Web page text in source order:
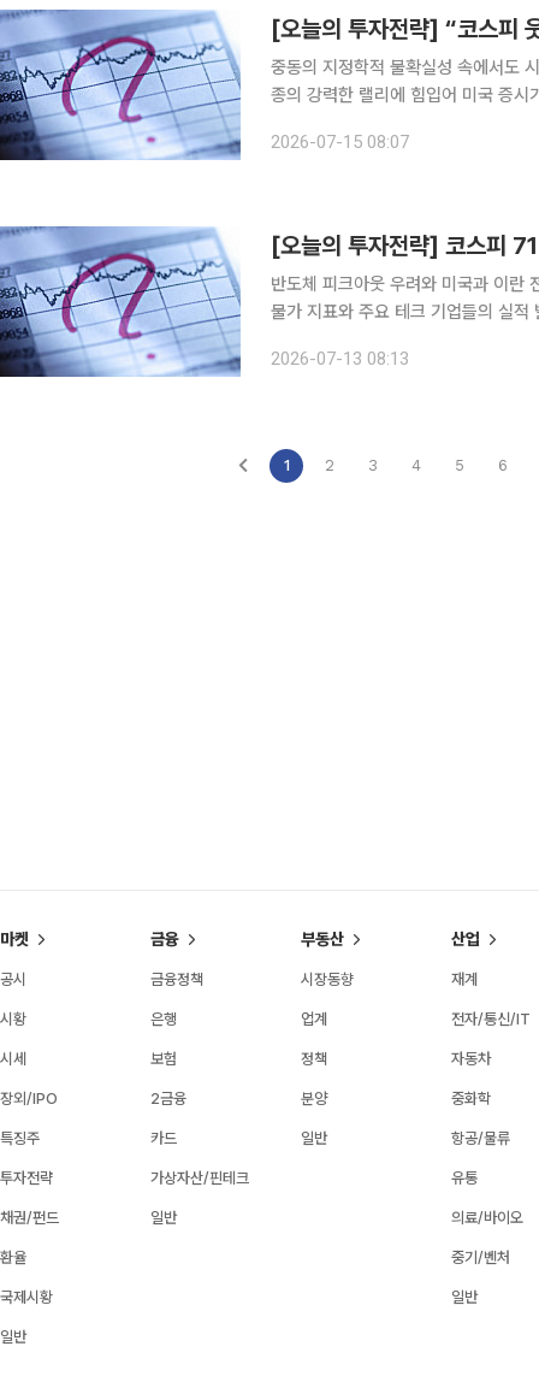
중동의 지정학적 불확실성 속에서도
종의 강력한 랠리에 힘입어 미국 증
피는 코스피200 야간선물이 5.0%
2026-07-15 08:07
반도체 피크아웃 우려와 미국과 이란
물가 지표와 주요 테크 기업들의 실적 발표
도(Fed) 의장의 의회 증언, ASML 및
2026-07-13 08:13
1 2 3 4 5 6
마켓
공시
시황
시세
장외/IPO
특징주
투자전략
채권/펀드
환율
국제시황
일반
금융
금융정책
은행
보험
2금융
카드
가상자산/핀테크
일반
부동산
시장동향
업계
정책
분양
일반
산업
재계
전자/통신/IT
자동차
중화학
항공/물류
유통
의료/바이오
중기/벤처
일반